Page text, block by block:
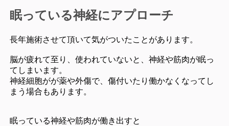
眠っている神経にアプローチ
長年施術させて頂いて気がついたことがあります。
脳が疲れて至り、使われていないと、神経や筋肉が眠っ
てしまいます。
神経細胞がが薬や外傷で、傷付いたり働かなくなってし
まう場合もあります。
眠っている神経や筋肉が働き出すと